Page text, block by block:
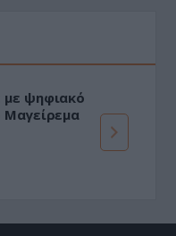
με ψηφιακό
Μαγείρεμα